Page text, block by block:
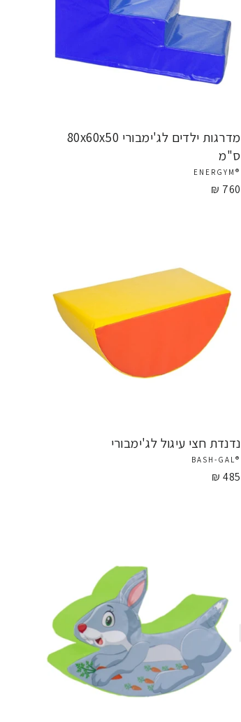
מדרגות ילדים לג'ימבורי 80x60x50
ס"מ
®ENERGYM
760 ₪
נדנדת חצי עיגול לג'ימבורי
®BASH-GAL
485 ₪